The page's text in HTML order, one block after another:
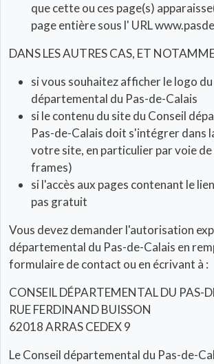
que cette ou ces page(s)
page entière sous l' URL
DANS LES AUTRES CAS, ET
si vous souhaitez afficher le logo
départemental du Pas-de-Calais
si le contenu du site du Conseil
Pas-de-Calais doit s'intégrer dans
votre site, en particulier par voie de
frames)
si l'accès aux pages contenant le
pas gratuit
Vous devez demander l'autorisation
départemental du Pas-de-Calais en
formulaire de contact ou en écrivant à :
CONSEIL DÉPARTEMENTAL DU PAS-
RUE FERDINAND BUISSON
62018 ARRAS CEDEX 9
Le Conseil départemental du Pas-de-